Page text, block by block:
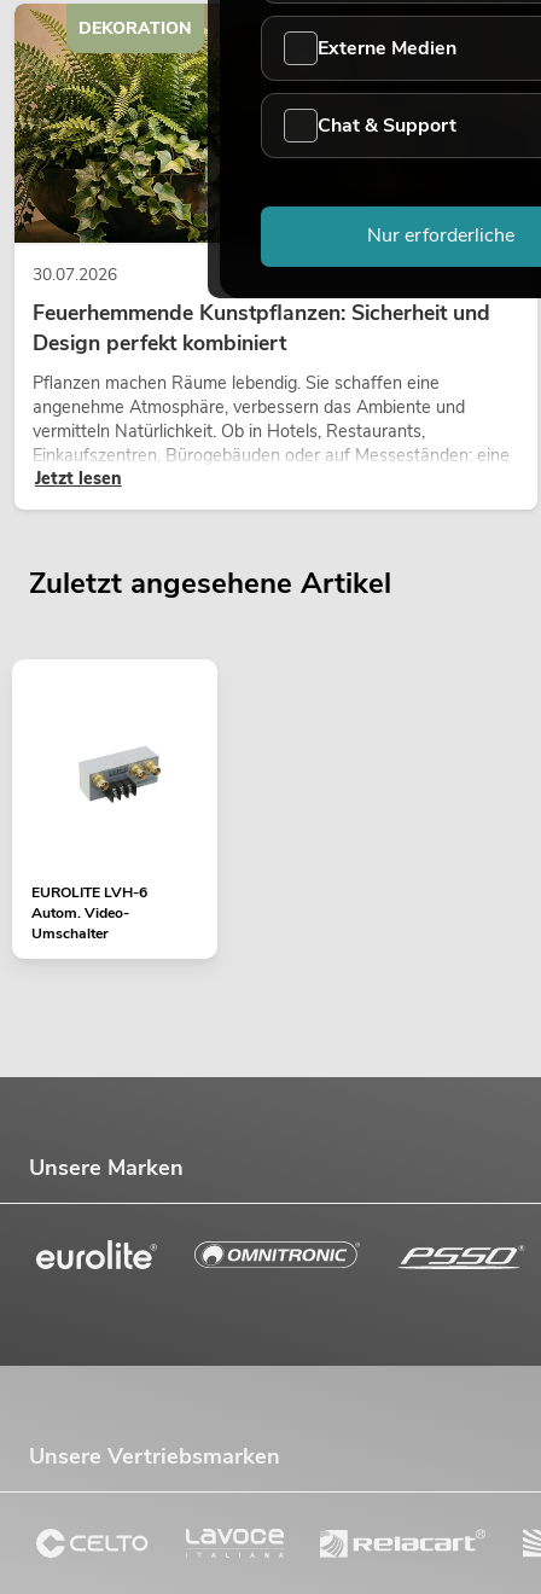
30.07.2026
Feuerhemmende Kunstpflanzen: Sicherheit und
Design perfekt kombiniert
Pflanzen machen Räume lebendig. Sie schaffen eine
angenehme Atmosphäre, verbessern das Ambiente und
vermitteln Natürlichkeit. Ob in Hotels, Restaurants,
Einkaufszentren, Bürogebäuden oder auf Messeständen: eine
hochwertige Begrünung gehört heute längst zum modernen
Jetzt lesen
DEKORATION
Zuletzt angesehene Artikel
EUROLITE LVH-6
Autom. Video-
Umschalter
Unsere Marken
Unsere Vertriebsmarken
Externe Medien
Chat & Support
Nur erforderliche